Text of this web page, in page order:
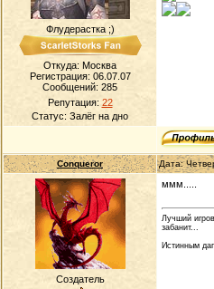
Флудерастка ;)
Откуда: Москва
Регистрация: 06.07.07
Сообщений: 285
Репутация: 22
Статус: Залёг на дно
Conqueror Дата:
Создатель
ммм.....
Лучший
забанит...
Истинным